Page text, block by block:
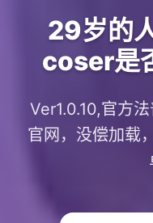
29岁的
coser是
Ver1.0.10,官方
官网，没偿加载